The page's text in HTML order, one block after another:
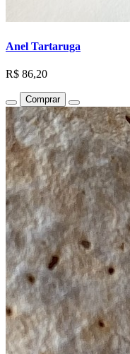
Anel Tartaruga
R$ 86,20
Comprar